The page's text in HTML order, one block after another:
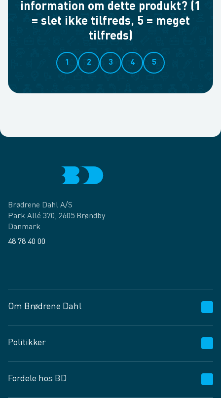
information om dette produkt? (1
= slet ikke tilfreds, 5 = meget
tilfreds)
1 2 3 4 5
Brødrene Dahl A/S
Park Allé 370, 2605 Brøndby
Danmark
48 78 40 00
Om Brødrene Dahl
Vagttelefon 30 10 89 89
Spørgsmål og svar
Job og karriere
Politikker
Privatlivspolitik
Fordele hos BD